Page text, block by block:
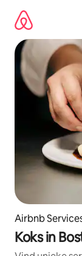
direct
naar
inhoud
Airbnb
Koks in